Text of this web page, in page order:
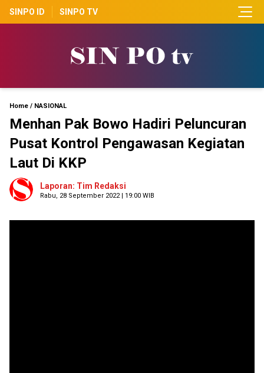
SINPO ID SINPO TV
Home / NASIONAL
Menhan Pak Bowo Hadiri Peluncuran
Pusat Kontrol Pengawasan Kegiatan
Laut Di KKP
Laporan: Tim Redaksi
Rabu, 28 September 2022 | 19:00 WIB